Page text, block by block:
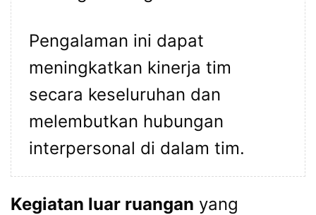
Pengalaman ini dapat
meningkatkan kinerja tim
secara keseluruhan dan
melembutkan hubungan
interpersonal di dalam tim.
Kegiatan luar ruangan yang